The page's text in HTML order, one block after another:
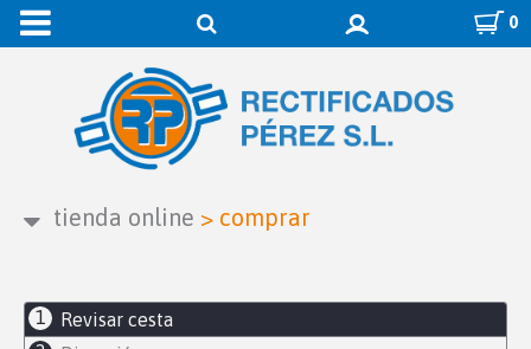
0
tienda online > comprar
1
Revisar cesta